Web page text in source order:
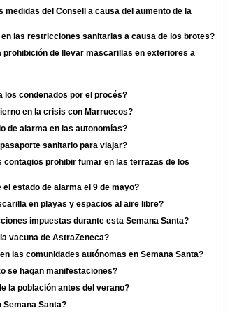
medidas del Consell a causa del aumento de la
las restricciones sanitarias a causa de los brotes?
prohibición de llevar mascarillas en exteriores a
los condenados por el procés?
en la crisis con Marruecos?
de alarma en las autonomías?
sanitario para viajar?
contagios prohibir fumar en las terrazas de los
estado de alarma el 9 de mayo?
en playas y espacios al aire libre?
impuestas durante esta Semana Santa?
vacuna de AstraZeneca?
las comunidades autónomas en Semana Santa?
se hagan manifestaciones?
la población antes del verano?
Semana Santa?